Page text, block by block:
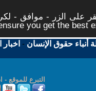
على الزر - موافق -
you get the best
أنباء حقوق الإنسان -
التبرع للموقع -